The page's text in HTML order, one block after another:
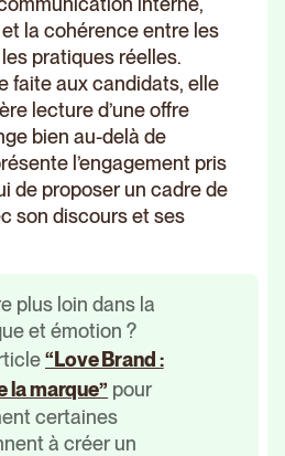
et la cohérence entre les
pratiques réelles.
faite aux candidats, elle
lecture d’une offre
bien au-delà de
l’engagement pris
de proposer un cadre de
son discours et ses
plus loin dans la
et émotion ?
“Love Brand :
la marque” pour
certaines
à créer un